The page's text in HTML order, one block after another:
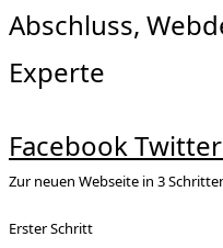
Abschluss,
Experte
Facebook Twitter
Zur neuen Webseite in 3
Erster Schritt